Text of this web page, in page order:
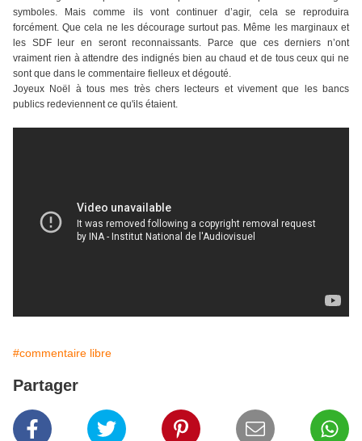
symboles. Mais comme ils vont continuer d’agir, cela se reproduira
forcément. Que cela ne les décourage surtout pas. Même les marginaux et
les SDF leur en seront reconnaissants. Parce que ces derniers n’ont
vraiment rien à attendre des indignés bien au chaud et de tous ceux qui ne
sont que dans le commentaire fielleux et dégouté.
Joyeux Noël à tous mes très chers lecteurs et vivement que les bancs
publics redeviennent ce qu'ils étaient.
#commentaire libre
Partager